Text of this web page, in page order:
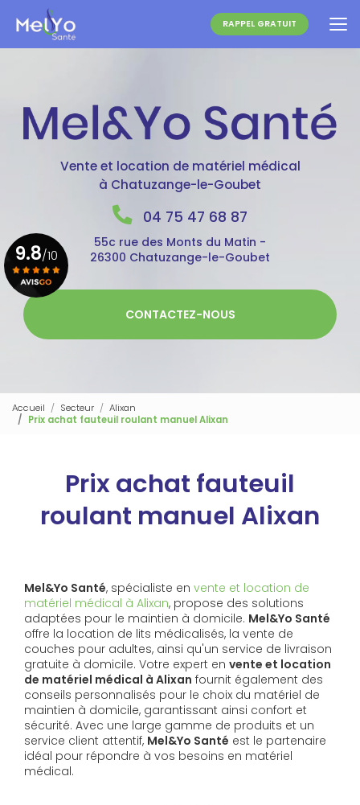
contenu
principal
RAPPEL GRATUIT
Vente et location de matériel médical
à Chatuzange-le-Goubet
04 75 47 68 87
55c rue des Monts du Matin -
26300 Chatuzange-le-Goubet
CONTACTEZ-NOUS
9.8/10
Voir le certificat
Accueil Secteur
Alixan
Prix achat fauteuil roulant manuel Alixan
Prix achat fauteuil
roulant manuel Alixan
Mel&Yo Santé, spécialiste en vente et location de
matériel médical à Alixan, propose des solutions
adaptées pour le maintien à domicile. Mel&Yo Santé
offre la location de lits médicalisés, la vente de
couches pour adultes, ainsi qu'un service de livraison
gratuite à domicile. Votre expert en vente et location
de matériel médical à Alixan fournit également des
conseils personnalisés pour le choix du matériel de
maintien à domicile, garantissant ainsi confort et
sécurité. Avec une large gamme de produits et un
service client attentif, Mel&Yo Santé est le partenaire
idéal pour répondre à vos besoins en matériel
médical.